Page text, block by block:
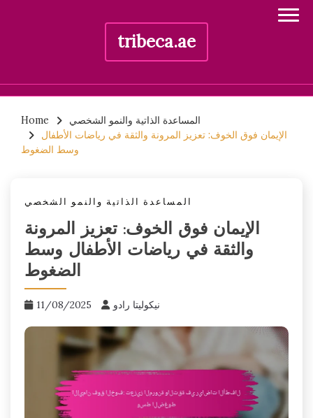
tribeca.ae
content
Home
المساعدة الذاتية والنمو الشخصي
الإيمان فوق الخوف: تعزيز المرونة والثقة في رياضات الأطفال
وسط الضغوط
المساعدة الذاتية والنمو الشخصي
الإيمان فوق الخوف: تعزيز المرونة
والثقة في رياضات الأطفال وسط
الضغوط
11/08/2025 نيكوليتا رادو